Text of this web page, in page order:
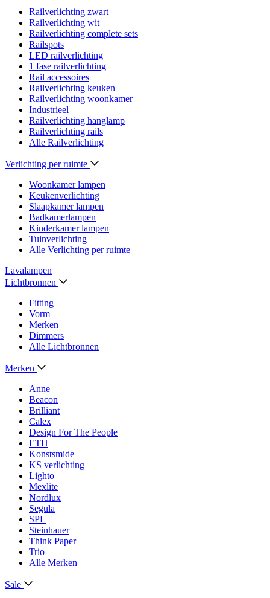
Railverlichting zwart
Railverlichting wit
Railverlichting complete sets
Railspots
LED railverlichting
1 fase railverlichting
Rail accessoires
Railverlichting keuken
Railverlichting woonkamer
Industrieel
Railverlichting hanglamp
Railverlichting rails
Alle Railverlichting
Verlichting per ruimte
Woonkamer lampen
Keukenverlichting
Slaapkamer lampen
Badkamerlampen
Kinderkamer lampen
Tuinverlichting
Alle Verlichting per ruimte
Lavalampen
Lichtbronnen
Fitting
Vorm
Merken
Dimmers
Alle Lichtbronnen
Merken
Anne
Beacon
Brilliant
Calex
Design For The People
ETH
Konstsmide
KS verlichting
Lighto
Mexlite
Nordlux
Segula
SPL
Steinhauer
Think Paper
Trio
Alle Merken
Sale